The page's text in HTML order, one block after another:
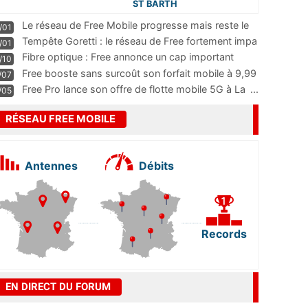
ST BARTH
Le réseau de Free Mobile progresse mais reste le
m
...
Tempête Goretti : le réseau de Free fortement impa
Fibre optique : Free annonce un cap important
pass
...
Free booste sans surcoût son forfait mobile à 9,99
Free Pro lance son offre de flotte mobile 5G à La ...
RÉSEAU FREE MOBILE
Antennes Débits
Records
EN DIRECT DU FORUM